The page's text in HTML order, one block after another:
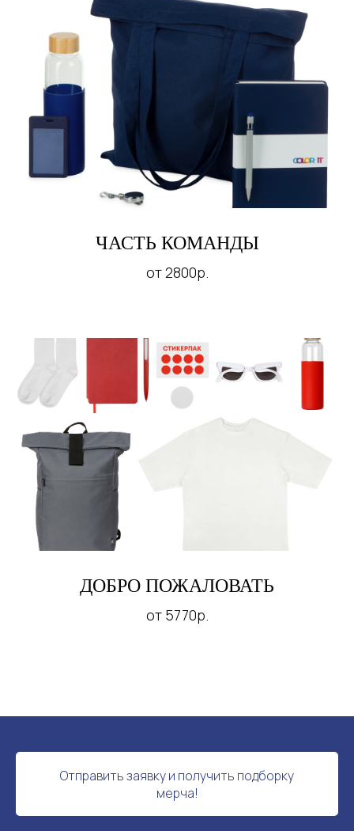
ЧАСТЬ КОМАНДЫ
от 2800р.
ДОБРО ПОЖАЛОВАТЬ
от 5770р.
Отправить заявку и получить подборку
мерча!